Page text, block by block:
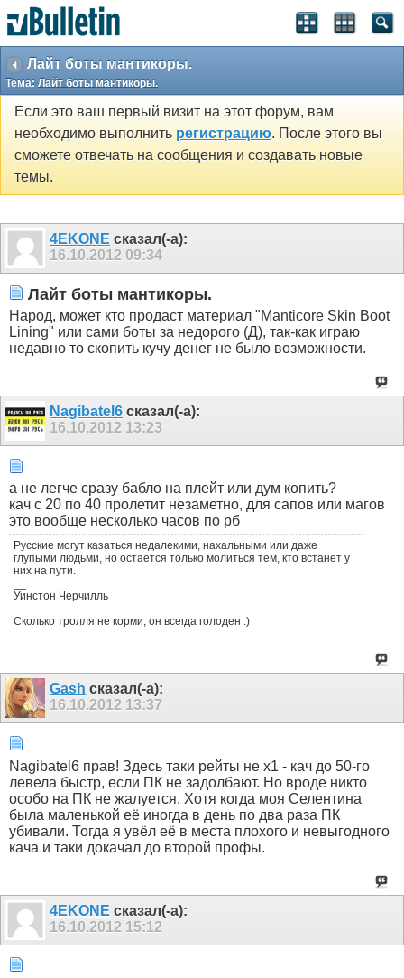
Лайт боты мантикоры.
Тема: Лайт боты мантикоры.
Если это ваш первый визит на этот форум, вам
необходимо выполнить регистрацию. После этого вы
сможете отвечать на сообщения и создавать новые
темы.
4EKONE сказал(-а):
16.10.2012 09:34
Лайт боты мантикоры.
Народ, может кто продаст материал "Manticore Skin Boot
Lining" или сами боты за недорого (Д), так-как играю
недавно то скопить кучу денег не было возможности.
Nagibatel6 сказал(-а):
16.10.2012 13:23
а не легче сразу бабло на плейт или дум копить?
кач с 20 по 40 пролетит незаметно, для сапов или магов
это вообще несколько часов по рб
Русские могут казаться недалекими, нахальными или даже
глупыми людьми, но остается только молиться тем, кто встанет у
них на пути.
Уинстон Черчилль
Сколько тролля не корми, он всегда голоден :)
Gash сказал(-а):
16.10.2012 13:37
Nagibatel6 прав! Здесь таки рейты не х1 - кач до 50-го
левела быстр, если ПК не задолбают. Но вроде никто
особо на ПК не жалуется. Хотя когда моя Селентина
была маленькой её иногда в день по два раза ПК
убивали. Тогда я увёл её в места плохого и невыгодного
кача и таки докачал до второй профы.
4EKONE сказал(-а):
16.10.2012 15:12